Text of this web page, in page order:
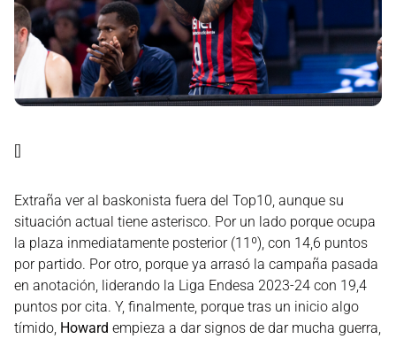
[]
Extraña ver al baskonista fuera del Top10, aunque su
situación actual tiene asterisco. Por un lado porque ocupa
la plaza inmediatamente posterior (11º), con 14,6 puntos
por partido. Por otro, porque ya arrasó la campaña pasada
en anotación, liderando la Liga Endesa 2023-24 con 19,4
puntos por cita. Y, finalmente, porque tras un inicio algo
tímido, Howard empieza a dar signos de dar mucha guerra,